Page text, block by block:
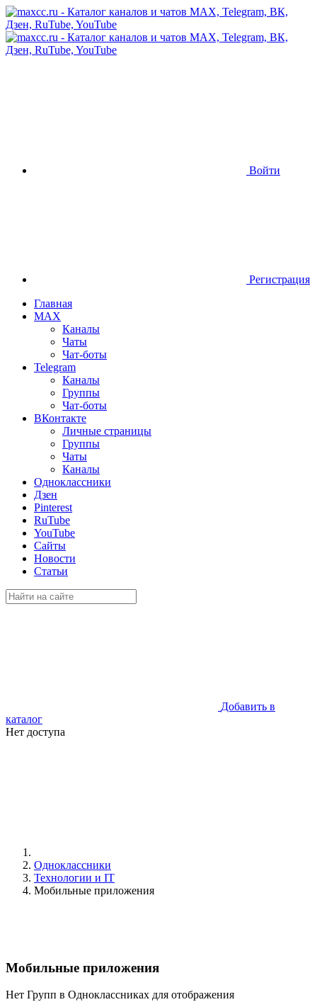
Войти
Регистрация
Главная
MAX
Каналы
Чаты
Чат-боты
Telegram
Каналы
Группы
Чат-боты
ВКонтакте
Личные страницы
Группы
Чаты
Каналы
Одноклассники
Дзен
Pinterest
RuTube
YouTube
Сайты
Новости
Статьи
Добавить в
каталог
Нет доступа
Одноклассники
Технологии и IT
Мобильные приложения
Мобильные приложения
Нет Групп в Одноклассниках для отображения